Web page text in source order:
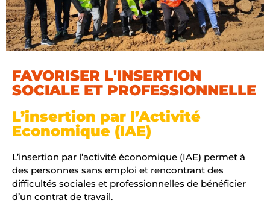
FAVORISER L'INSERTION
SOCIALE ET PROFESSIONNELLE
L’insertion par l’Activité
Economique (IAE)
L’insertion par l’activité économique (IAE) permet à
des personnes sans emploi et rencontrant des
difficultés sociales et professionnelles de bénéficier
d’un contrat de travail.